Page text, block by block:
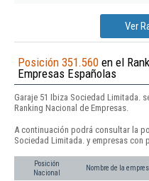
Ver
Posición 351.560 en el
Empresas Españolas
Garaje 51 Ibiza Sociedad Limitada.
Ranking Nacional de Empresas.
A continuación podrá consultar la
Sociedad Limitada. y empresas con
Posición
Nacional
Nombre de la